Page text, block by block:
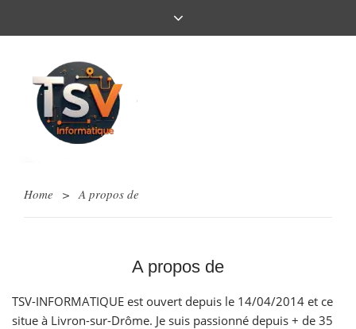
Home > A propos de
A propos de
TSV-INFORMATIQUE est ouvert depuis le 14/04/2014 et ce
situe à Livron-sur-Drôme. Je suis passionné depuis + de 35